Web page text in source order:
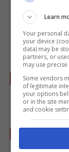
denso e
usare sia
frullatore.
selvatico
Prima di servire, salate e pepate a vostro
Learn
Your personal
your device
data) may be
partners, or
may use
Some vendors
of legitimate
your options
or in the site
and cookie